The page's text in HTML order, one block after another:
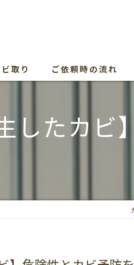
取り ご依頼時の流れ
したカ